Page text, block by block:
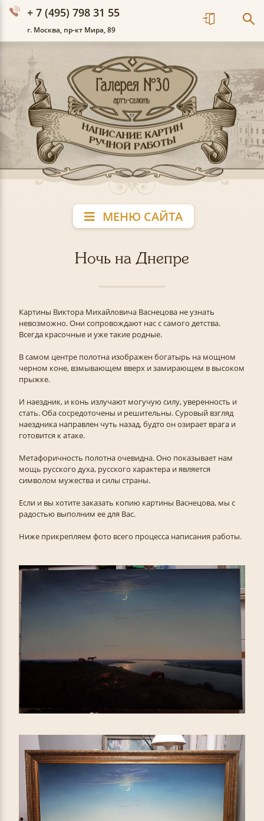
+ 7 (495) 798 31 55
г. Москва, пр-кт Мира, 89
МЕНЮ САЙТА
Ночь на Днепре
Картины Виктора Михайловича Васнецова не узнать
невозможно. Они сопровождают нас с самого детства.
Всегда красочные и уже такие родные.
В самом центре полотна изображен богатырь на мощном
черном коне, взмывающем вверх и замирающем в высоком
прыжке.
И наездник, и конь излучают могучую силу, уверенность и
стать. Оба сосредоточены и решительны. Суровый взгляд
наездника направлен чуть назад, будто он озирает врага и
готовится к атаке.
Метафоричность полотна очевидна. Оно показывает нам
мощь русского духа, русского характера и является
символом мужества и силы страны.
Если и вы хотите заказать копию картины Васнецова, мы с
радостью выполним ее для Вас.
Ниже прикрепляем фото всего процесса написания работы.